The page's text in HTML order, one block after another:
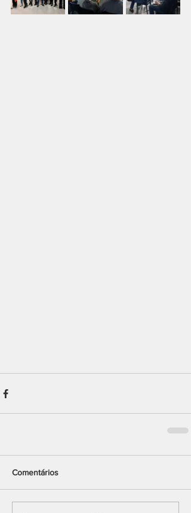
Comentários